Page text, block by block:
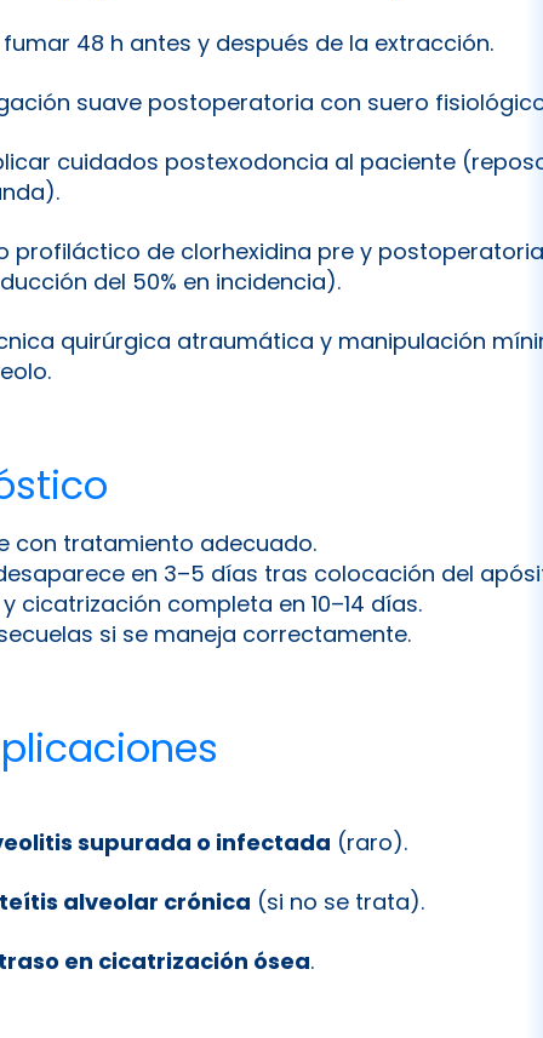
fumar 48 h antes y después de la extracción.
suave postoperatoria con suero
cuidados postexodoncia al paciente
profiláctico de clorhexidina pre y postoperatoria
del 50% en incidencia).
quirúrgica atraumática y manipulación
con tratamiento adecuado.
en 3–5 días tras colocación del
cicatrización completa en 10–14 días.
si se maneja correctamente.
supurada o infectada (raro).
alveolar crónica (si no se trata).
en cicatrización ósea.